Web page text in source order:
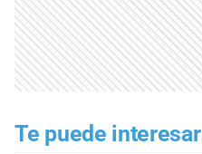
Te puede interesar